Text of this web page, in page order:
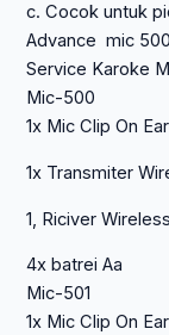
c. Cocok untuk
Advance mic
Service Karoke
Mic-500
1x Mic Clip On
1x Transmiter
1, Riciver Wireless
4x batrei Aa
Mic-501
1x Mic Clip On Ear